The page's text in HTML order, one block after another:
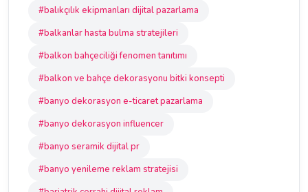
#balıkçılık ekipmanları dijital pazarlama
#balkanlar hasta bulma stratejileri
#balkon bahçeciliği fenomen tanıtımı
#balkon ve bahçe dekorasyonu bitki konsepti
#banyo dekorasyon e-ticaret pazarlama
#banyo dekorasyon influencer
#banyo seramik dijital pr
#banyo yenileme reklam stratejisi